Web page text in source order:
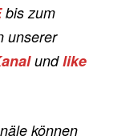
bis zum
unserer
undlike
können